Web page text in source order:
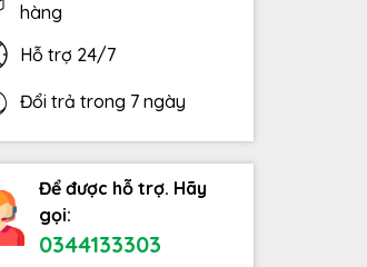
hàng
Hỗ trợ 24/7
Đổi trả trong 7 ngày
Để được hỗ trợ. Hãy
gọi:
0344133303